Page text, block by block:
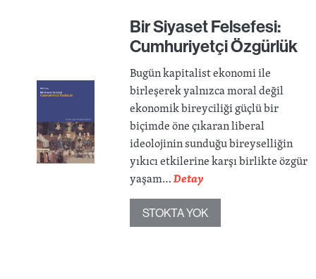
Bir Siyaset Felsefesi:
Cumhuriyetçi Özgürlük
Bugün kapitalist ekonomi ile
birleşerek yalnızca moral değil
ekonomik bireyciliği güçlü bir
biçimde öne çıkaran liberal
ideolojinin sunduğu bireyselliğin
yıkıcı etkilerine karşı birlikte özgür
yaşam…Detay
STOKTA YOK